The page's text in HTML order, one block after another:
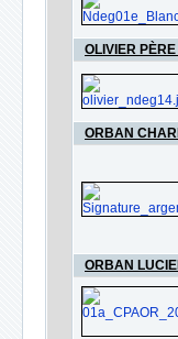
OLIVIER
ORBAN
ORBAN